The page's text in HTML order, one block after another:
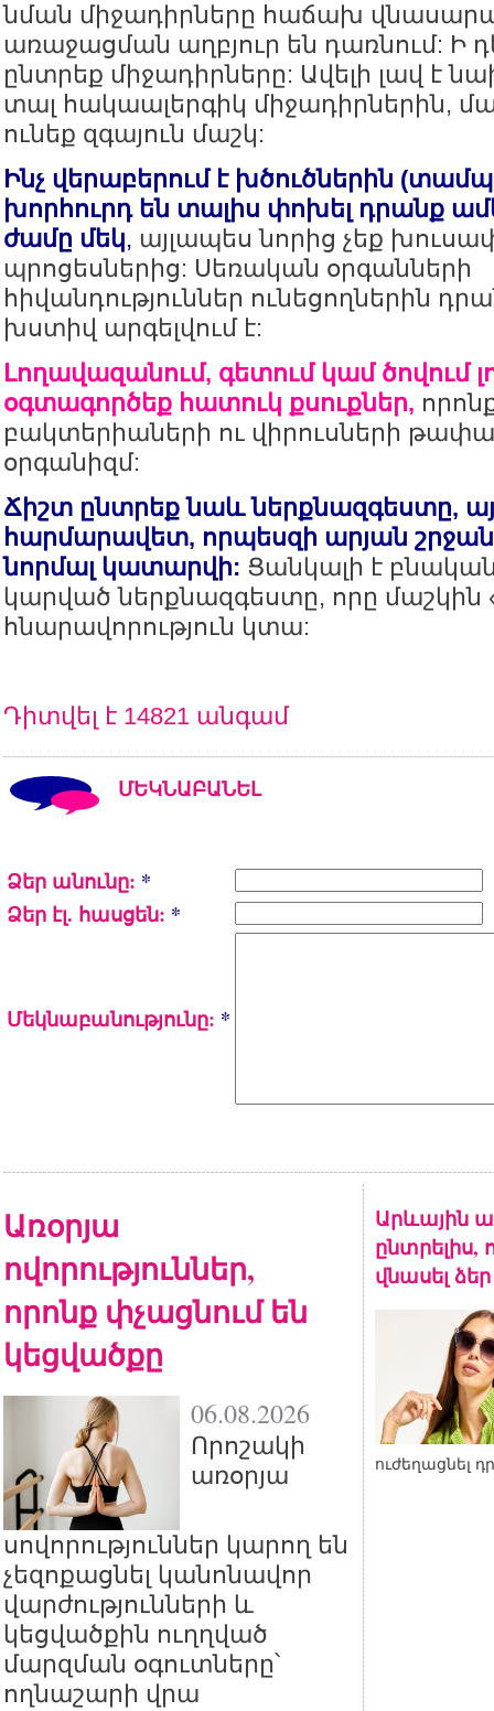
նման միջադիրները հաճախ
առաջացման աղբյուր են դառնում: Ի
ընտրեք միջադիրները: Ավելի լավ է
տալ հակաալերգիկ միջադիրներին,
ունեք զգայուն մաշկ:
Ինչ վերաբերում է խծուծներին
խորհուրդ են տալիս փոխել դրանք
ժամը մեկ, այլապես նորից չեք
պրոցեսներից: Սեռական օրգանների
հիվանդություններ ունեցողներին
խստիվ արգելվում է:
Լողավազանում, գետում կամ ծովում
օգտագործեք հատուկ քսուքներ,
բակտերիաների ու վիրուսների
օրգանիզմ:
Ճիշտ ընտրեք նաև ներքնազգեստը,
հարմարավետ, որպեսզի արյան
նորմալ կատարվի: Ցանկալի է
կարված ներքնազգեստը, որը մաշկին
հնարավորություն կտա:
Դիտվել է 14821 անգամ
ՄԵԿՆԱԲԱՆԵԼ
Ձեր անունը: *
Ձեր էլ. հասցեն: *
Մեկնաբանությունը: *
Առօրյա
ովորություններ,
որոնք փչացնում են
կեցվածքը
06.08.2026
Որոշակի
առօրյա
սովորություններ կարող են
չեզոքացնել կանոնավոր
վարժությունների և
կեցվածքին ուղղված
մարզման օգուտները՝
ողնաշարի վրա
Արևային
ընտրելիս,
վնասել
ուժեղացնել